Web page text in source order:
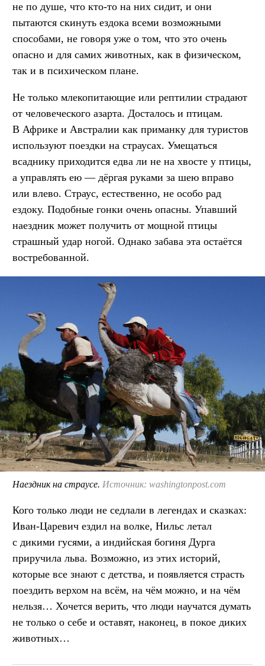
не по душе, что кто-то на них сидит, и они
пытаются скинуть ездока всеми возможными
способами, не говоря уже о том, что это очень
опасно и для самих животных, как в физическом,
так и в психическом плане.
Не только млекопитающие или рептилии страдают
от человеческого азарта. Досталось и птицам.
В Африке и Австралии как приманку для туристов
используют поездки на страусах. Умещаться
всаднику приходится едва ли не на хвосте у птицы,
а управлять ею — дёргая руками за шею вправо
или влево. Страус, естественно, не особо рад
ездоку. Подобные гонки очень опасны. Упавший
наездник может получить от мощной птицы
страшный удар ногой. Однако забава эта остаётся
востребованной.
Наездник на страусе. Источник: washingtonpost.com
Кого только люди не седлали в легендах и сказках:
Иван-Царевич ездил на волке, Нильс летал
с дикими гусями, а индийская богиня Дурга
приручила льва. Возможно, из этих историй,
которые все знают с детства, и появляется страсть
поездить верхом на всём, на чём можно, и на чём
нельзя… Хочется верить, что люди научатся думать
не только о себе и оставят, наконец, в покое диких
животных…